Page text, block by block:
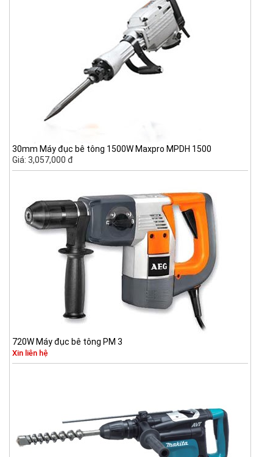
30mm Máy đục bê tông 1500W Maxpro MPDH 1500
Giá: 3,057,000 đ
720W Máy đục bê tông PM 3
Xin liên hệ